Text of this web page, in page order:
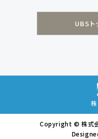
UBSト
Copyright © 株式